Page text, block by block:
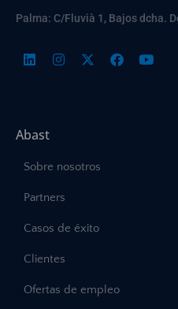
Palma: C/Fluvià 1, Bajos dcha.
Abast
Sobre nosotros
Partners
Casos de éxito
Clientes
Ofertas de empleo